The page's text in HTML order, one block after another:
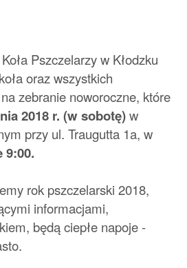
Pszczelarzy w Kłodzku
oraz wszystkich
zebranie noworoczne, które
2018 r. (w sobotę)w
przy ul. Traugutta 1a, w
9:00.
rok pszczelarski 2018,
informacjami,
będą ciepłe napoje -